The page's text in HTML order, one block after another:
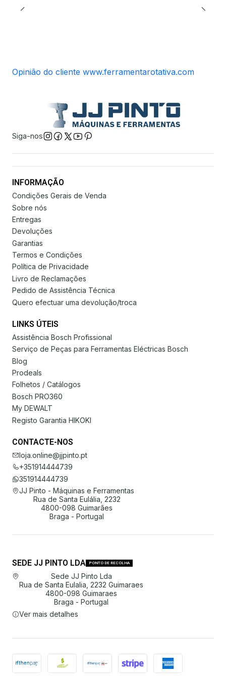
Opinião do cliente www.ferramentarotativa.com
Siga-nos
INFORMAÇÃO
Condições Gerais de Venda
Sobre nós
Entregas
Devoluções
Garantias
Termos e Condições
Política de Privacidade
Livro de Reclamações
Pedido de Assistência Técnica
Quero efectuar uma devolução/troca
LINKS ÚTEIS
Assistência Bosch Profissional
Serviço de Peças para Ferramentas Eléctricas Bosch
Blog
Prodeals
Folhetos / Catálogos
Bosch PRO360
My DEWALT
Registo Garantia HIKOKI
CONTACTE-NOS
loja.online@jjpinto.pt
+351914444739
351914444739
JJ Pinto - Máquinas e Ferramentas
Rua de Santa Eulália, 2232
4800-098 Guimarães
Braga - Portugal
SEDE JJ PINTO LDA PONTO DE RECOLHA
Sede JJ Pinto Lda
Rua de Santa Eulalia, 2232 Guimaraes
4800-098 Guimaraes
Braga - Portugal
Ver mais detalhes